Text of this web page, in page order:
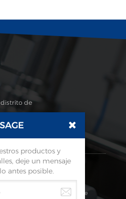
distrito de
Informado, Suscríbase Y Le
productos y
deje un mensaje
antes posible.